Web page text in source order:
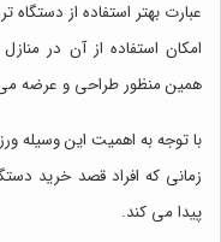
عبارت بهتر استفاده از
امکان استفاده از آن در
همین منظور طراحی و عرضه می
با توجه به اهمیت این وسیله
زمانی که افراد قصد خرید
پیدا می کند.